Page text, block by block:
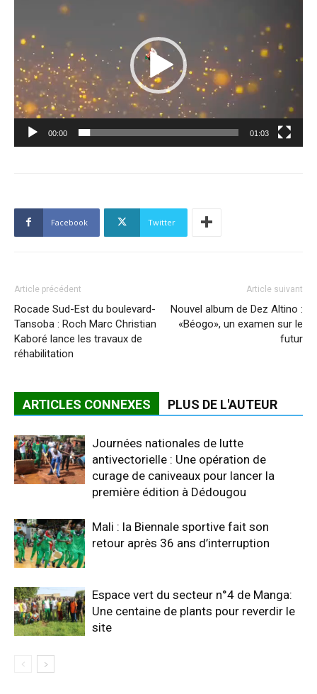
00:00 01:03
Facebook Twitter
Article précédent
Rocade Sud-Est du boulevard-
Tansoba : Roch Marc Christian
Kaboré lance les travaux de
réhabilitation
Article suivant
Nouvel album de Dez Altino :
«Béogo», un examen sur le
futur
ARTICLES CONNEXES PLUS DE L'AUTEUR
Journées nationales de lutte
antivectorielle : Une opération de
curage de caniveaux pour lancer la
première édition à Dédougou
Mali : la Biennale sportive fait son
retour après 36 ans d’interruption
Espace vert du secteur n°4 de Manga:
Une centaine de plants pour reverdir le
site